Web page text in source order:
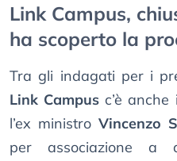
Link Campus,
ha scoperto la
Tra gli indagati per i
Link Campus c’è
l’ex ministro Vincenzo
per associazione a